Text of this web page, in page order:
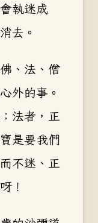
執迷成
去。
、法、僧
外的事。
法者，正
是要我們
不迷、正
！